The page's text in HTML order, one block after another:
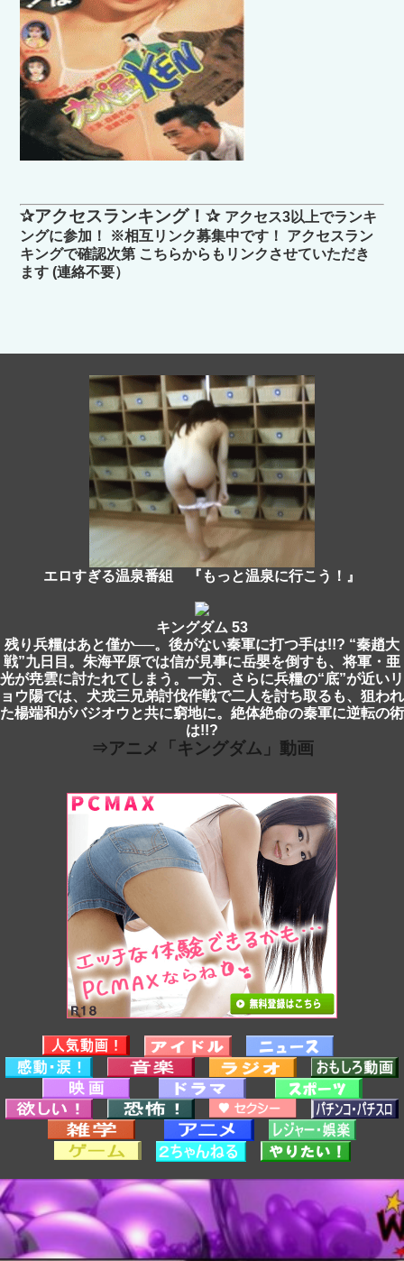
✰アクセスランキング！✰ アクセス3以上でランキ
ングに参加！ ※相互リンク募集中です！ アクセスラン
キングで確認次第 こちらからもリンクさせていただき
ます (連絡不要）
エロすぎる温泉番組 『もっと温泉に行こう！』
キングダム 53
残り兵糧はあと僅か──。後がない秦軍に打つ手は!!? “秦趙大
戦”九日目。朱海平原では信が見事に岳嬰を倒すも、将軍・亜
光が尭雲に討たれてしまう。一方、さらに兵糧の“底”が近いリ
ョウ陽では、犬戎三兄弟討伐作戦で二人を討ち取るも、狙われ
た楊端和がバジオウと共に窮地に。絶体絶命の秦軍に逆転の術
は!!?
⇒アニメ「キングダム」動画